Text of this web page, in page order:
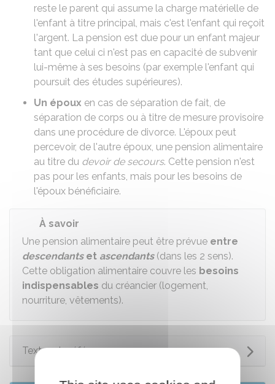
reste le parent qui assume la charge matérielle de
l'enfant à titre principal, mais c'est l'enfant qui reçoit
l'argent. La pension est due pour un enfant majeur
tant que celui ci n'est pas en capacité de subvenir
lui-même à ses besoins (par exemple l'enfant qui
poursuit des études supérieures).
Un époux en cas de séparation de fait, de
séparation de corps ou à titre de mesure provisoire
dans une procédure de divorce. L'époux peut
percevoir, de l'autre époux, une pension alimentaire
au titre du devoir de secours. Cette pension n'est
pas pour les enfants, mais pour les besoins de
l'époux bénéficiaire.
À savoir
Une pension alimentaire peut être prévue entre
descendantset ascendants (dans les 2 sens).
Cette obligation alimentaire couvre les besoins
indispensables du créancier (logement,
nourriture, vêtements).
Textes de référence